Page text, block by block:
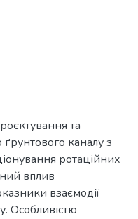
та
каналу з
ротаційних
вплив
взаємодії
Особливістю